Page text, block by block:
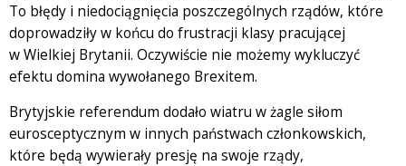
To błędy i niedociągnięcia poszczególnych rządów, które
doprowadziły w końcu do frustracji klasy pracującej
w Wielkiej Brytanii. Oczywiście nie możemy wykluczyć
efektu domina wywołanego Brexitem.
Brytyjskie referendum dodało wiatru w żagle siłom
eurosceptycznym w innych państwach członkowskich,
które będą wywierały presję na swoje rządy,